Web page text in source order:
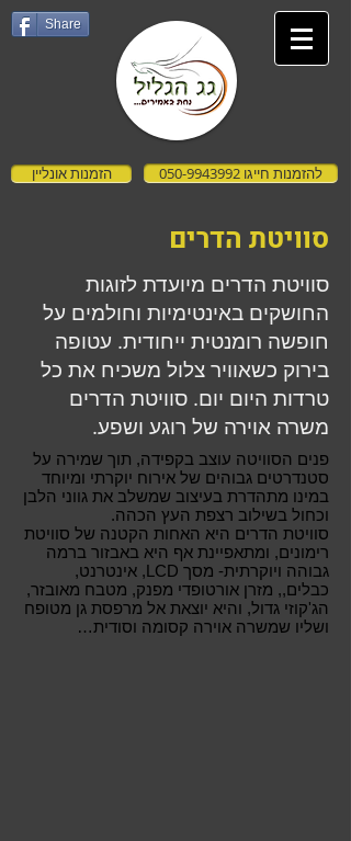
הזמנות אונליין להזמנות חייגו 050-9943992
Share
סוויטת הדרים מיועדת לזוגות
החושקים באינטימיות וחולמים על
חופשה רומנטית ייחודית. עטופה
בירוק כשאוויר צלול משכיח את כל
טרדות היום יום. סוויטת הדרים
משרה אוירה של רוגע ושפע.
פנים הסוויטה עוצב בקפידה, תוך שמירה על
סטנדרטים גבוהים של אירוח יוקרתי ומיוחד
במינו מתהדרת בעיצוב שמשלב את גווני הלבן
וכחול בשילוב רצפת העץ הכהה.
סוויטת הדרים היא האחות הקטנה של סוויטת
רימונים, ומתאפיינת אף היא באבזור ברמה
גבוהה ויוקרתית- מסך LCD, אינטרנט,
כבלים,, מזרן אורטופדי מפנק, מטבח מאובזר,
הג'קוזי גדול, והיא יוצאת אל מרפסת גן מטופח
ושליו שמשרה אוירה קסומה וסודית…
סוויטת הדרים